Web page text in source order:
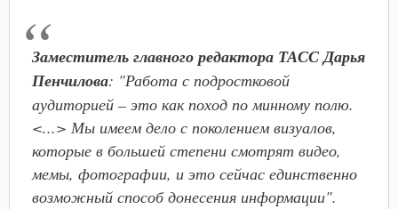
Заместитель главного редактора ТАСС Дарья
Пенчилова: "Работа с подростковой
аудиторией – это как поход по минному полю.
<...> Мы имеем дело с поколением визуалов,
которые в большей степени смотрят видео,
мемы, фотографии, и это сейчас единственно
возможный способ донесения информации".